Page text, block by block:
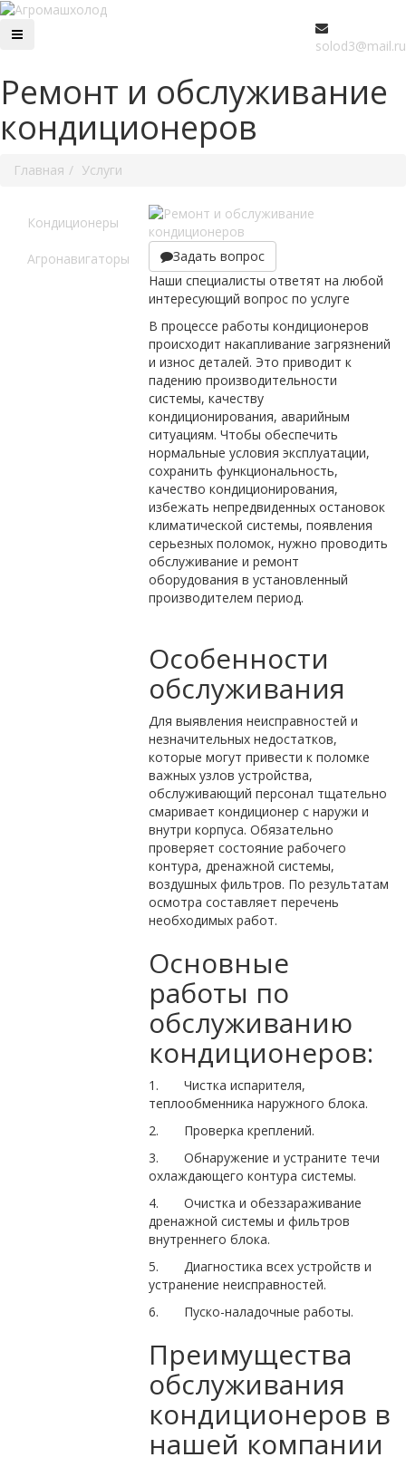
solod3@mail.ru
Ремонт и обслуживание
кондиционеров
Главная Услуги
Кондиционеры
Агронавигаторы
Задать вопрос
Наши специалисты ответят на любой
интересующий вопрос по услуге
В процессе работы кондиционеров
происходит накапливание загрязнений
и износ деталей. Это приводит к
падению производительности
системы, качеству
кондиционирования, аварийным
ситуациям. Чтобы обеспечить
нормальные условия эксплуатации,
сохранить функциональность,
качество кондиционирования,
избежать непредвиденных остановок
климатической системы, появления
серьезных поломок, нужно проводить
обслуживание и ремонт
оборудования в установленный
производителем период.
Особенности
обслуживания
Для выявления неисправностей и
незначительных недостатков,
которые могут привести к поломке
важных узлов устройства,
обслуживающий персонал тщательно
смаривает кондиционер с наружи и
внутри корпуса. Обязательно
проверяет состояние рабочего
контура, дренажной системы,
воздушных фильтров. По результатам
осмотра составляет перечень
необходимых работ.
Основные
работы по
обслуживанию
кондиционеров:
1. Чистка испарителя,
теплообменника наружного блока.
2. Проверка креплений.
3. Обнаружение и устраните течи
охлаждающего контура системы.
4. Очистка и обеззараживание
дренажной системы и фильтров
внутреннего блока.
5. Диагностика всех устройств и
устранение неисправностей.
6. Пуско-наладочные работы.
Преимущества
обслуживания
кондиционеров в
нашей компании